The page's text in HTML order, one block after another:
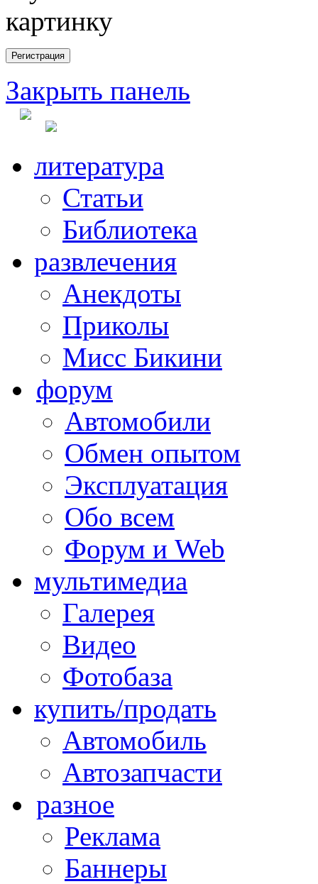
Закрыть панель
литература
Статьи
Библиотека
развлечения
Анекдоты
Приколы
Мисс Бикини
форум
Автомобили
Обмен опытом
Эксплуатация
Обо всем
Форум и Web
мультимедиа
Галерея
Видео
Фотобаза
купить/продать
Автомобиль
Автозапчасти
разное
Реклама
Баннеры